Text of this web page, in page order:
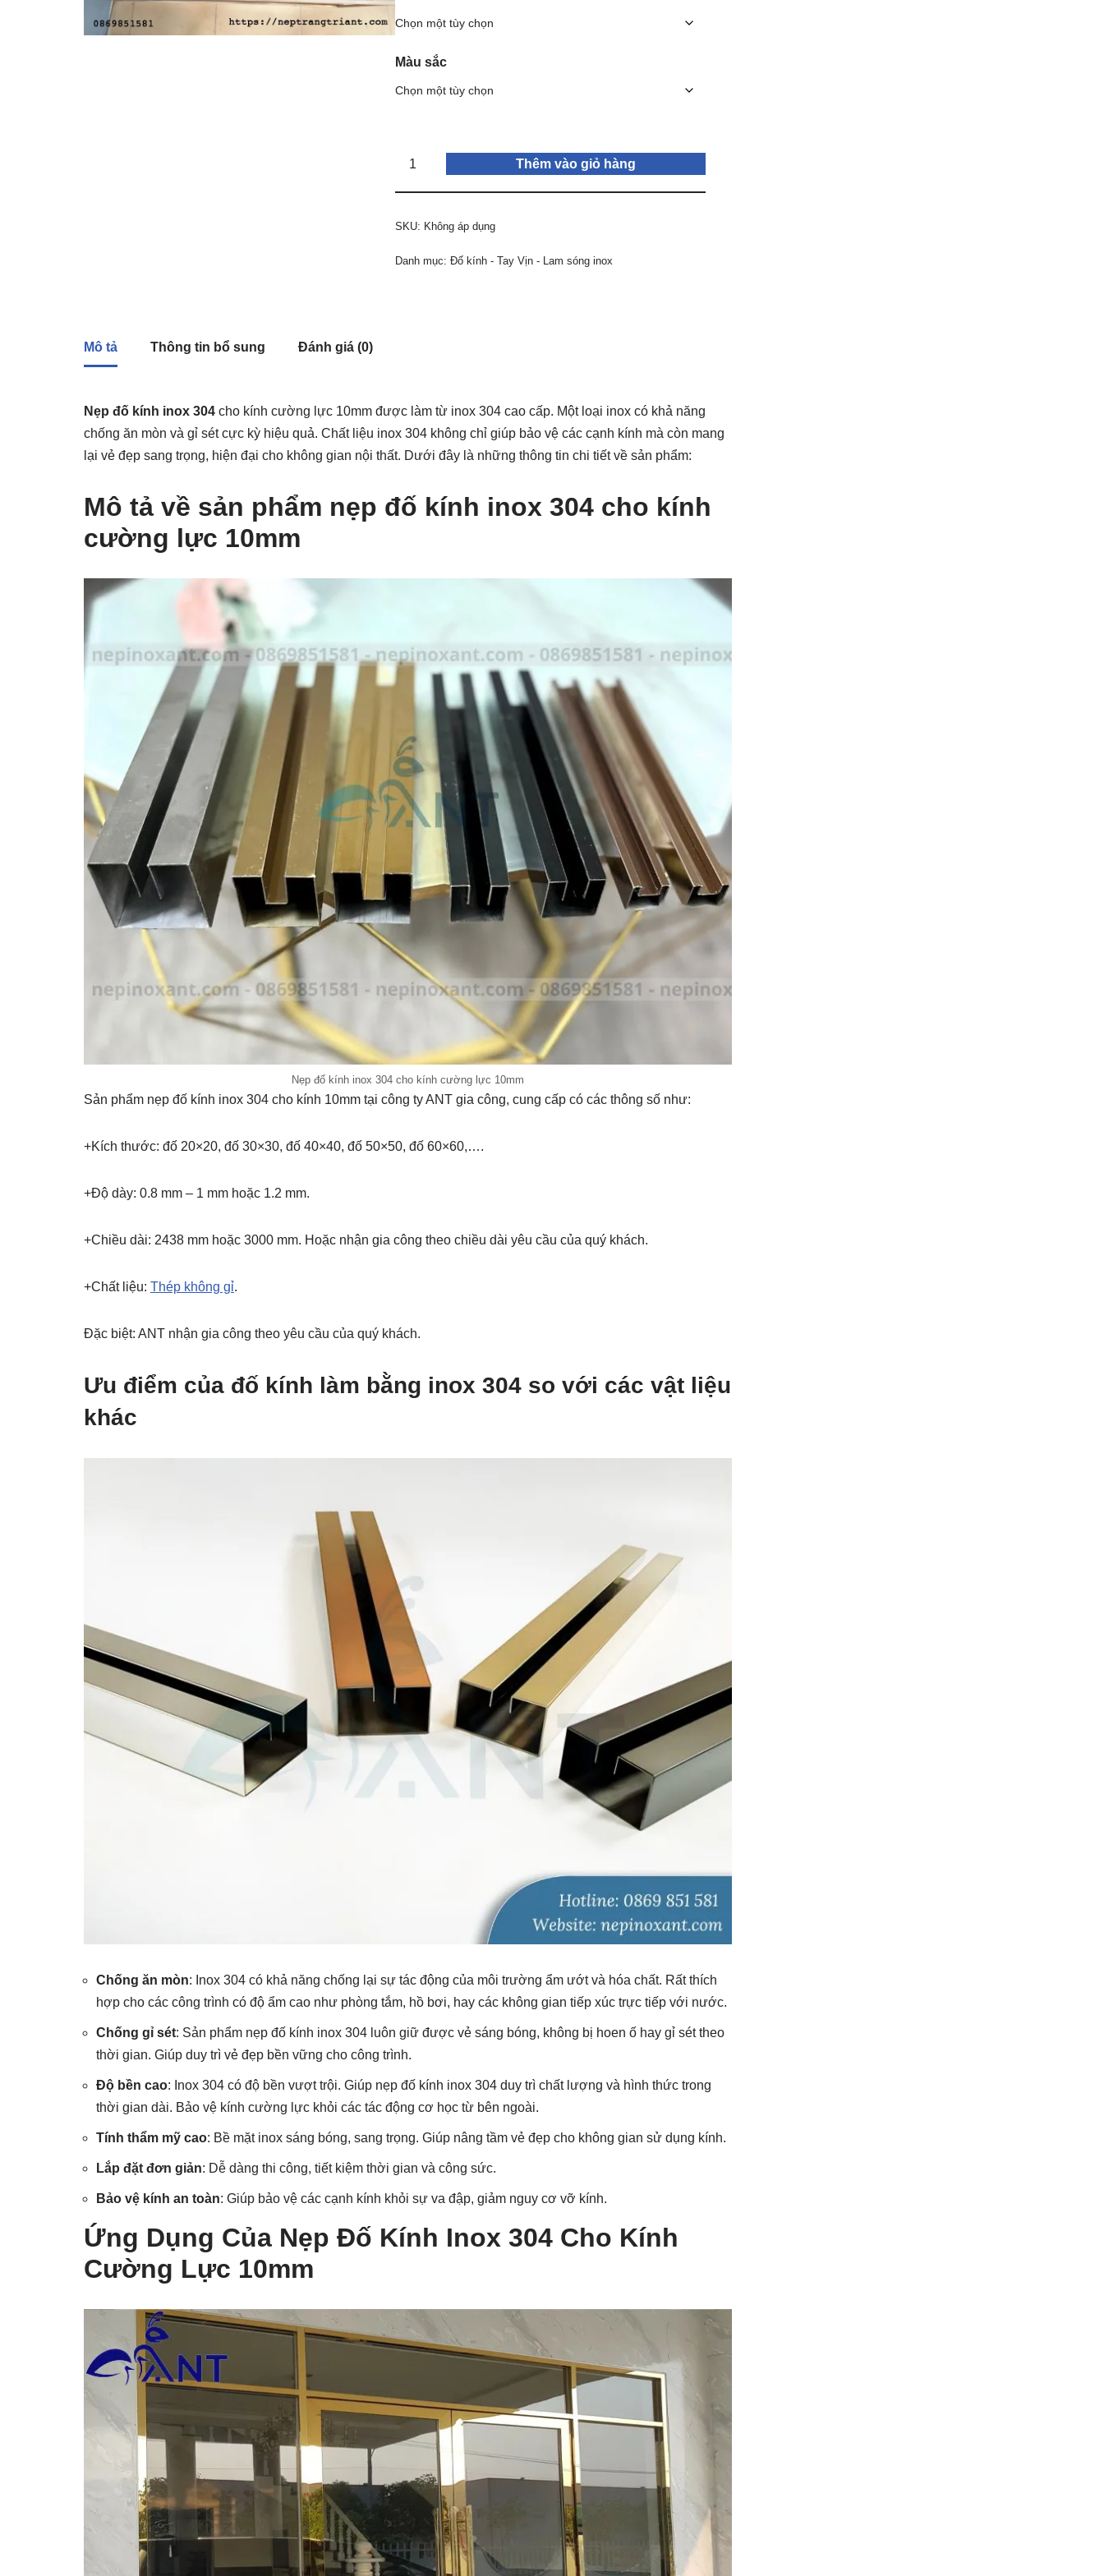
Màu sắc
Thêm vào giỏ hàng
SKU: Không áp dụng
Danh mục: Đố kính - Tay Vịn - Lam sóng inox
Mô tả Thông tin bổ sung Đánh giá (0)
Nẹp đố kính inox 304 cho kính cường lực 10mm được làm từ inox 304 cao cấp. Một loại inox có khả năng
chống ăn mòn và gỉ sét cực kỳ hiệu quả. Chất liệu inox 304 không chỉ giúp bảo vệ các cạnh kính mà còn mang
lại vẻ đẹp sang trọng, hiện đại cho không gian nội thất. Dưới đây là những thông tin chi tiết về sản phẩm:
Mô tả về sản phẩm nẹp đố kính inox 304 cho kính
cường lực 10mm
Nẹp đố kính inox 304 cho kính cường lực 10mm
Sản phẩm nẹp đố kính inox 304 cho kính 10mm tại công ty ANT gia công, cung cấp có các thông số như:
+Kích thước: đố 20×20, đố 30×30, đố 40×40, đố 50×50, đố 60×60,….
+Độ dày: 0.8 mm – 1 mm hoặc 1.2 mm.
+Chiều dài: 2438 mm hoặc 3000 mm. Hoặc nhận gia công theo chiều dài yêu cầu của quý khách.
+Chất liệu: Thép không gỉ.
Đặc biệt: ANT nhận gia công theo yêu cầu của quý khách.
Ưu điểm của đố kính làm bằng inox 304 so với các vật liệu
khác
Chống ăn mòn: Inox 304 có khả năng chống lại sự tác động của môi trường ẩm ướt và hóa chất. Rất thích
hợp cho các công trình có độ ẩm cao như phòng tắm, hồ bơi, hay các không gian tiếp xúc trực tiếp với nước.
Chống gỉ sét: Sản phẩm nẹp đố kính inox 304 luôn giữ được vẻ sáng bóng, không bị hoen ố hay gỉ sét theo
thời gian. Giúp duy trì vẻ đẹp bền vững cho công trình.
Độ bền cao: Inox 304 có độ bền vượt trội. Giúp nẹp đố kính inox 304 duy trì chất lượng và hình thức trong
thời gian dài. Bảo vệ kính cường lực khỏi các tác động cơ học từ bên ngoài.
Tính thẩm mỹ cao: Bề mặt inox sáng bóng, sang trọng. Giúp nâng tầm vẻ đẹp cho không gian sử dụng kính.
Lắp đặt đơn giản: Dễ dàng thi công, tiết kiệm thời gian và công sức.
Bảo vệ kính an toàn: Giúp bảo vệ các cạnh kính khỏi sự va đập, giảm nguy cơ vỡ kính.
Ứng Dụng Của Nẹp Đố Kính Inox 304 Cho Kính
Cường Lực 10mm